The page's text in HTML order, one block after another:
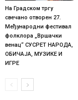
На Градском тргу
свечано отворен 27.
Међународни фестивал
фолклора „Вршачки
венац“ СУСРЕТ НАРОДА,
ОБИЧАЈА, МУЗИКЕ И
ИГРЕ